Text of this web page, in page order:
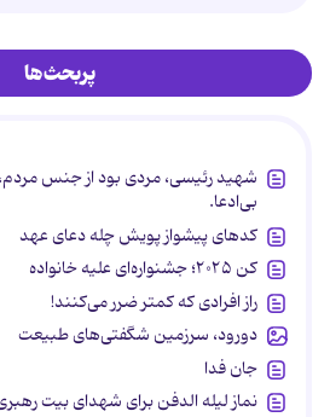
پربحث‌ها
شهید رئیسی، مردی بود از جنس
بی‌ادعا.
کدهای پیشواز پویش چله دعای عهد
کن ۲۰۲۵؛ جشنواره‌ای علیه خانواده
راز افرادی که کمتر ضرر می‌کنند!
دورود، سرزمین شگفتی‌های طبیعت
جان فدا
نماز لیله الدفن برای شهدای بیت